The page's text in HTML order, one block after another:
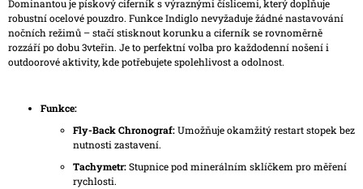
Dominantou je pískový ciferník s výraznými číslicemi, který doplňuje
robustní ocelové pouzdro. Funkce Indiglo nevyžaduje žádné nastavování
nočních režimů – stačí stisknout korunku a ciferník se rovnoměrně
rozzáří po dobu 3vteřin. Je to perfektní volba pro každodenní nošení i
outdoorové aktivity, kde potřebujete spolehlivost a odolnost.
Funkce:
Fly-Back Chronograf:Umožňuje okamžitý restart stopek bez
nutnosti zastavení.
Tachymetr:Stupnice pod minerálním sklíčkem pro měření
rychlosti.